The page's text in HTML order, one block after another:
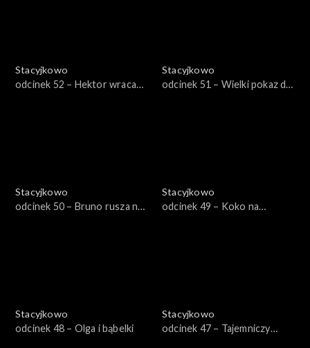
Stacyjkowo
odcinek 52 – Hektor wraca
Stacyjkowo
odcinek 51 – Wielki pokaz dla
Stacyjkowo
odcinek 50 – Bruno rusza na
Stacyjkowo
odcinek 49 – Koko na
Stacyjkowo
odcinek 48 – Olga i bąbelki
Stacyjkowo
odcinek 47 – Tajemniczy